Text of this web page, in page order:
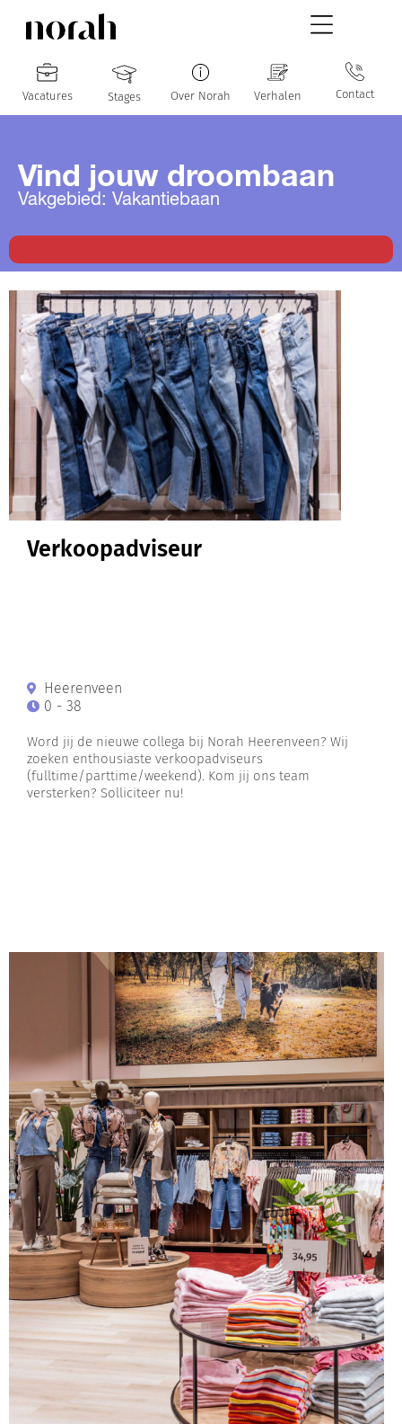
Vacatures Stages Over Norah Verhalen Contact
Vind jouw droombaan
Vakgebied: Vakantiebaan
Verkoopadviseur
Heerenveen
0 - 38
Word jij de nieuwe collega bij Norah Heerenveen? Wij
zoeken enthousiaste verkoopadviseurs
(fulltime/parttime/weekend). Kom jij ons team
versterken? Solliciteer nu!